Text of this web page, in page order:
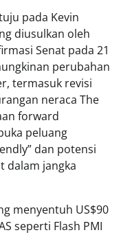
pada Kevin
diusulkan oleh
Senat pada 21
perubahan
termasuk revisi
neraca The
forward
peluang
dan potensi
dalam jangka
menyentuh US$90
seperti Flash PMI